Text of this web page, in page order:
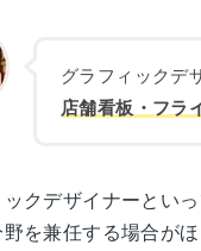
グラフィックデ
店舗看板・フラ
クデザイナーとい
を兼任する場合がほ